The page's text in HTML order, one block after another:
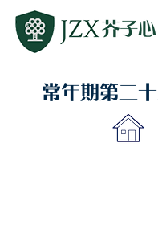
常年期第二